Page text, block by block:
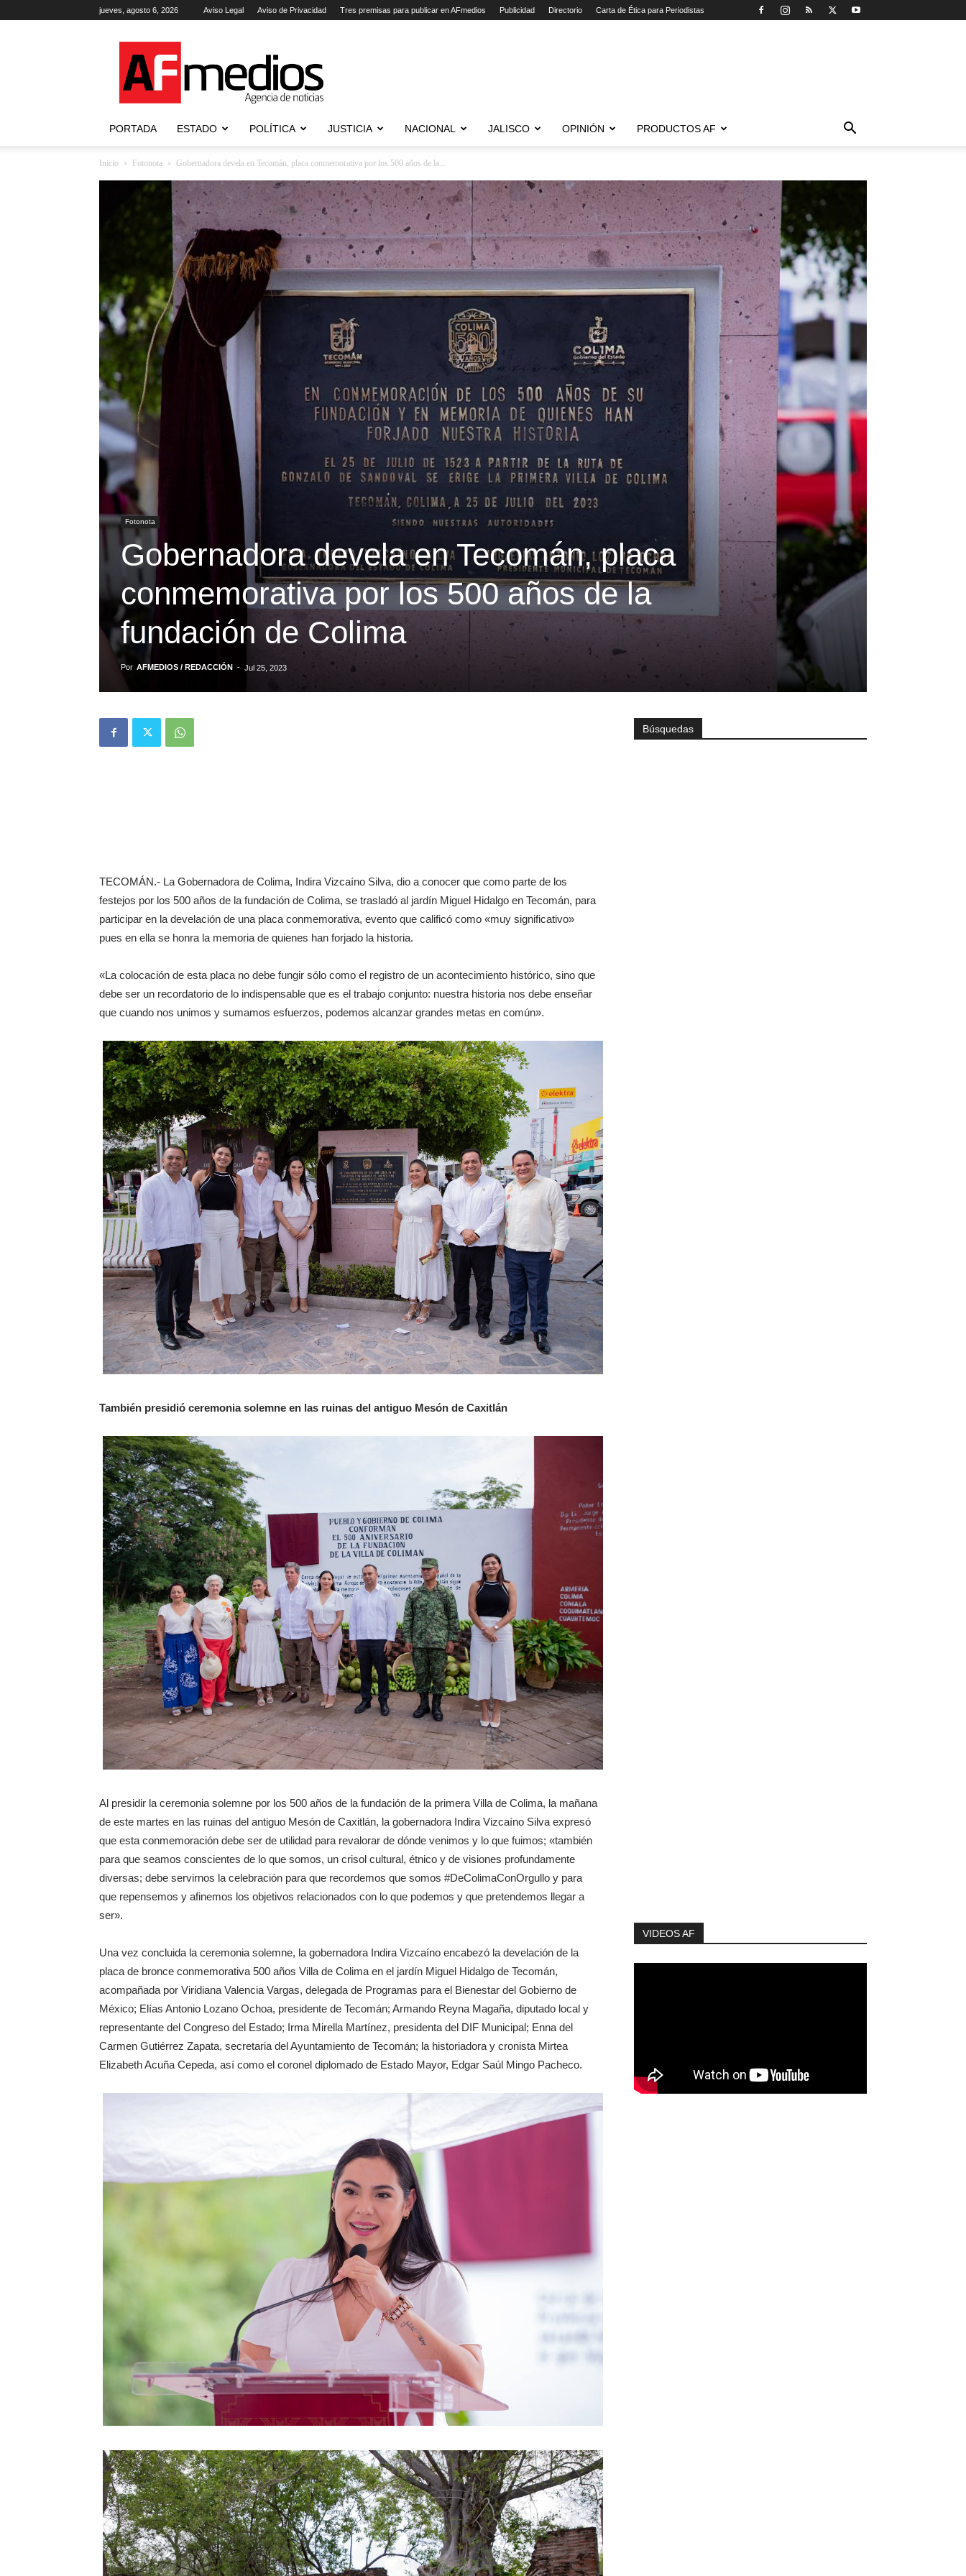
jueves, agosto 6, 2026 Aviso Legal Aviso de Privacidad Tres premisas para publicar en AFmedios Publicidad Directorio Carta de Ética para Periodistas
Agencia
de
Noticias
PORTADA ESTADO POLÍTICA JUSTICIA NACIONAL JALISCO OPINIÓN PRODUCTOS AF
Inicio Fotonota Gobernadora devela en Tecomán, placa conmemorativa por los 500 años de la...
Fotonota
Gobernadora devela en Tecomán, placa
conmemorativa por los 500 años de la
fundación de Colima
Por AFMEDIOS / REDACCIÓN - Jul 25, 2023
TECOMÁN.- La Gobernadora de Colima, Indira Vizcaíno Silva, dio a conocer que como parte de los
festejos por los 500 años de la fundación de Colima, se trasladó al jardín Miguel Hidalgo en Tecomán, para
participar en la develación de una placa conmemorativa, evento que calificó como «muy significativo»
pues en ella se honra la memoria de quienes han forjado la historia.
«La colocación de esta placa no debe fungir sólo como el registro de un acontecimiento histórico, sino que
debe ser un recordatorio de lo indispensable que es el trabajo conjunto: nuestra historia nos debe enseñar
que cuando nos unimos y sumamos esfuerzos, podemos alcanzar grandes metas en común».
También presidió ceremonia solemne en las ruinas del antiguo Mesón de Caxitlán
Al presidir la ceremonia solemne por los 500 años de la fundación de la primera Villa de Colima, la mañana
de este martes en las ruinas del antiguo Mesón de Caxitlán, la gobernadora Indira Vizcaíno Silva expresó
que esta conmemoración debe ser de utilidad para revalorar de dónde venimos y lo que fuimos; «también
para que seamos conscientes de lo que somos, un crisol cultural, étnico y de visiones profundamente
diversas; debe servirnos la celebración para que recordemos que somos #DeColimaConOrgullo y para
que repensemos y afinemos los objetivos relacionados con lo que podemos y que pretendemos llegar a
ser».
Una vez concluida la ceremonia solemne, la gobernadora Indira Vizcaíno encabezó la develación de la
placa de bronce conmemorativa 500 años Villa de Colima en el jardín Miguel Hidalgo de Tecomán,
acompañada por Viridiana Valencia Vargas, delegada de Programas para el Bienestar del Gobierno de
México; Elías Antonio Lozano Ochoa, presidente de Tecomán; Armando Reyna Magaña, diputado local y
representante del Congreso del Estado; Irma Mirella Martínez, presidenta del DIF Municipal; Enna del
Carmen Gutiérrez Zapata, secretaria del Ayuntamiento de Tecomán; la historiadora y cronista Mirtea
Elizabeth Acuña Cepeda, así como el coronel diplomado de Estado Mayor, Edgar Saúl Mingo Pacheco.
Búsquedas
VIDEOS AF